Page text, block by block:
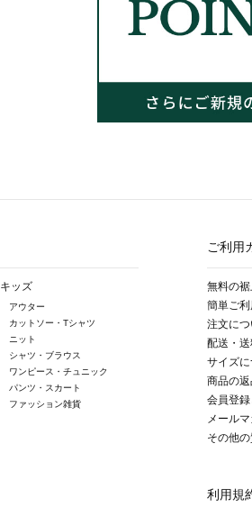
キッズ
アウター
カットソー・Tシャツ
ニット
シャツ・ブラウス
ワンピース・チュニック
パンツ・スカート
ファッション雑貨
ご利用
無料の
簡単ご
注文につ
配送・
サイズ
商品の
会員登
メール
その他
利用規